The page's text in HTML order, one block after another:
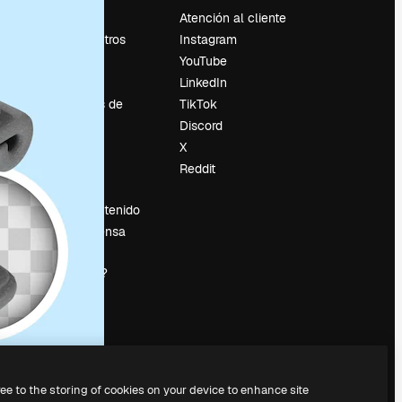
Sobre nosotros
Tendencias de
Slidesgo
Vender contenido
Sala de prensa
¿Buscas
magnific.ai?
Atención al cliente
Instagram
YouTube
LinkedIn
TikTok
Discord
X
Reddit
to the storing of cookies on your device to enhance site